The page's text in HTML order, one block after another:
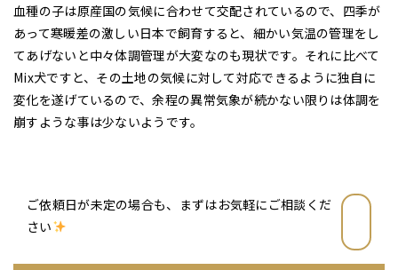
血種の子は原産国の気候に合わせて交配されているので、四季が
あって寒暖差の激しい日本で飼育すると、細かい気温の管理をし
てあげないと中々体調管理が大変なのも現状です。それに比べて
Mix犬ですと、その土地の気候に対して対応できるように独自に
変化を遂げているので、余程の異常気象が続かない限りは体調を
崩すような事は少ないようです。
ご依頼日が未定の場合も、まずはお気軽にご相談くだ
さい